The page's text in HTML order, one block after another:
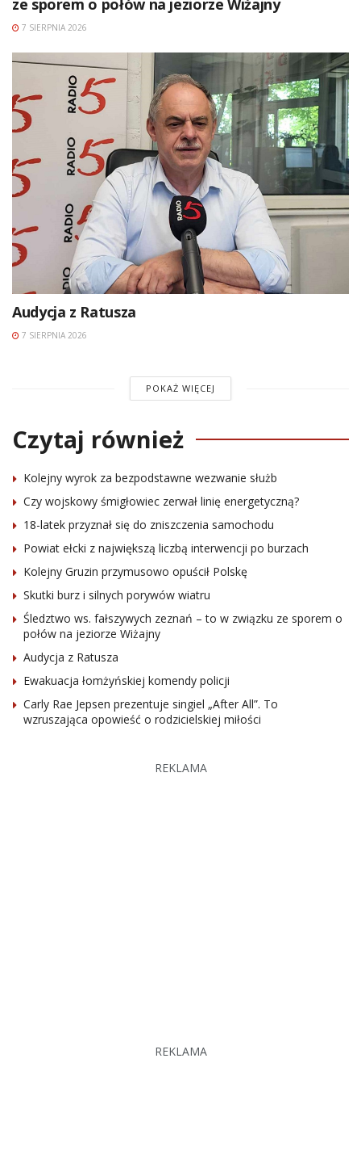
ze sporem o połów na jeziorze Wiżajny
7 SIERPNIA 2026
Audycja z Ratusza
7 SIERPNIA 2026
POKAŻ WIĘCEJ
Czytaj również
Kolejny wyrok za bezpodstawne wezwanie służb
Czy wojskowy śmigłowiec zerwał linię energetyczną?
18-latek przyznał się do zniszczenia samochodu
Powiat ełcki z największą liczbą interwencji po burzach
Kolejny Gruzin przymusowo opuścił Polskę
Skutki burz i silnych porywów wiatru
Śledztwo ws. fałszywych zeznań – to w związku ze sporem o
połów na jeziorze Wiżajny
Audycja z Ratusza
Ewakuacja łomżyńskiej komendy policji
Carly Rae Jepsen prezentuje singiel „After All”. To
wzruszająca opowieść o rodzicielskiej miłości
REKLAMA
REKLAMA